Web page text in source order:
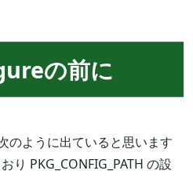
の前に
ように出ていると思います
り PKG_CONFIG_PATH の設